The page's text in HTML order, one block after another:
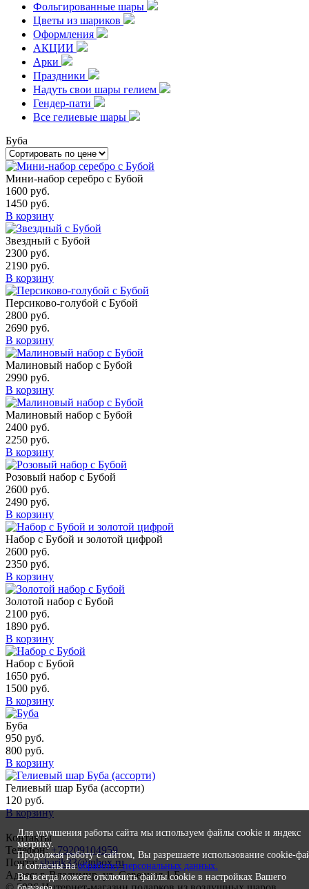
Фольгированные шары
Цветы из шариков
Оформления
АКЦИИ
Арки
Праздники
Надуть свои шары гелием
Гендер-пати
Все гелиевые шары
Буба
Мини-набор серебро с Бубой
1600 руб.
1450 руб.
В корзину
Звездный с Бубой
2300 руб.
2190 руб.
В корзину
Персиково-голубой с Бубой
2800 руб.
2690 руб.
В корзину
Малиновый набор с Бубой
2990 руб.
В корзину
Малиновый набор с Бубой
2400 руб.
2250 руб.
В корзину
Розовый набор с Бубой
2600 руб.
2490 руб.
В корзину
Набор с Бубой и золотой цифрой
2600 руб.
2350 руб.
В корзину
Золотой набор с Бубой
2100 руб.
1890 руб.
В корзину
Набор с Бубой
1650 руб.
1500 руб.
В корзину
Буба
950 руб.
800 руб.
В корзину
Гелиевый шар Буба (ассорти)
120 руб.
В корзину
Контакты
Телефон:+79209104959
Почта:sharik33@inbox.ru
Адрес: г. Владимир, ул. Северная 1 Б
Для улучшения работы сайта мы используем файлы cookie и яндекс
метрику.
Продолжая работу с сайтом, Вы разрешаете использование cookie-
и согласны наобработку персональных данных.
Вы всегда можете отключить файлы cookie в настройках Вашего